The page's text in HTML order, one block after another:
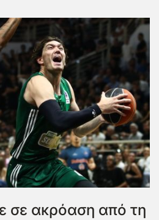
σε ακρόαση από τη